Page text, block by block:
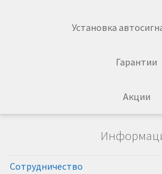
Установка
Гарантии
Акции
Сотрудничество